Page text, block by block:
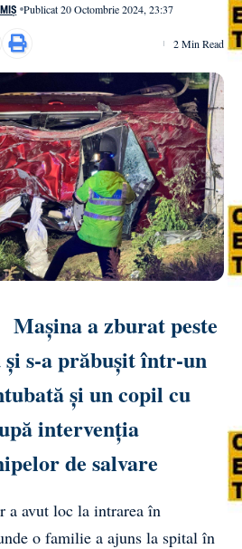
Publicat 20 Octombrie 2024, 23:37
2 Min Read
Mașina a zburat peste
s-a prăbușit într-un
și un copil cu
intervenția
de salvare
a avut loc la intrarea în
o familie a ajuns la spital în